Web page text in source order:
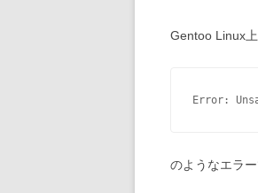
Gentoo Linux
Error:
のようなエラ